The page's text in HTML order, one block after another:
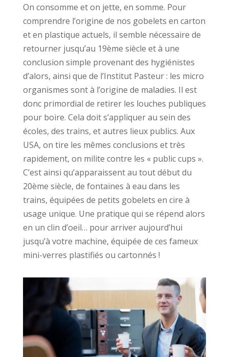
On consomme et on jette, en somme. Pour
comprendre l’origine de nos gobelets en carton
et en plastique actuels, il semble nécessaire de
retourner jusqu’au 19ème siècle et à une
conclusion simple provenant des hygiénistes
d’alors, ainsi que de l’Institut Pasteur : les micro
organismes sont à l’origine de maladies. Il est
donc primordial de retirer les louches publiques
pour boire. Cela doit s’appliquer au sein des
écoles, des trains, et autres lieux publics. Aux
USA, on tire les mêmes conclusions et très
rapidement, on milite contre les « public cups ».
C’est ainsi qu’apparaissent au tout début du
20ème siècle, de fontaines à eau dans les
trains, équipées de petits gobelets en cire à
usage unique. Une pratique qui se répend alors
en un clin d’oeil… pour arriver aujourd’hui
jusqu’à votre machine, équipée de ces fameux
mini-verres plastifiés ou cartonnés !